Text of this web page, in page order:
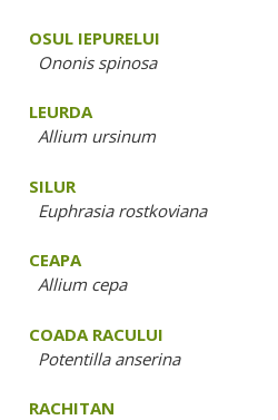
OSUL IEPURELUI
Ononis spinosa
LEURDA
Allium ursinum
SILUR
Euphrasia rostkoviana
CEAPA
Allium cepa
COADA RACULUI
Potentilla anserina
RACHITAN